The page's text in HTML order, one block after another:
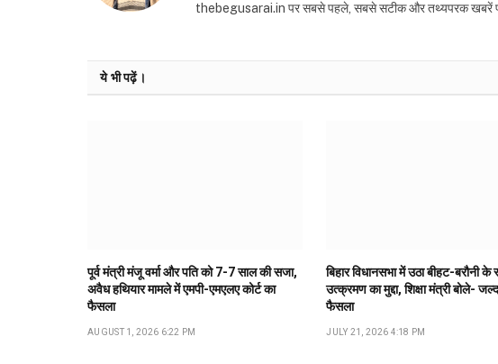
thebegusarai.in पर सबसे पहले, सबसे सटीक और तथ्यपरक खबरें
ये भी पढ़ें।
पूर्व मंत्री मंजू वर्मा और पति को 7-7 साल की सजा,
अवैध हथियार मामले में एमपी-एमएलए कोर्ट का
फैसला
AUGUST 1, 2026 6:22 PM
बिहार विधानसभा में उठा बीहट-बरौनी
उत्क्रमण का मुद्दा, शिक्षा मंत्री बोले-
फैसला
JULY 21, 2026 4:18 PM